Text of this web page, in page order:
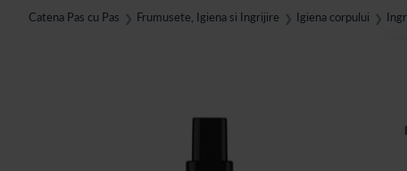
Catena Pas cu Pas ❯ Frumusete, Igiena si Ingrijire ❯ Igiena corpului ❯